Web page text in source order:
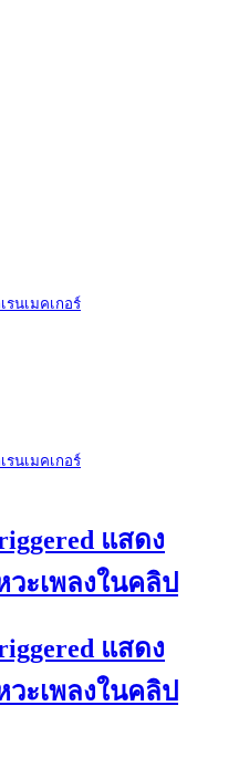
รนเมคเกอร์
รนเมคเกอร์
แสดง
วะเพลงในคลิป
แสดง
วะเพลงในคลิป